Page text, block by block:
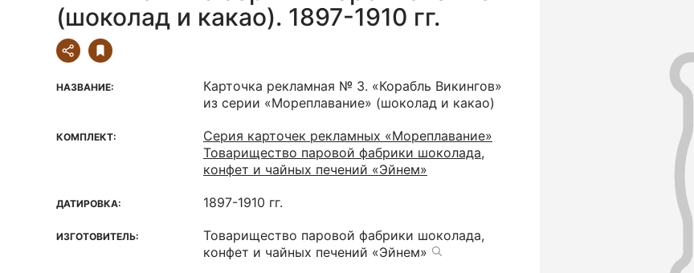
(шоколад и какао). 1897-1910 гг.
НАЗВАНИЕ:
Карточка рекламная № 3. «Корабль Викингов»
из серии «Мореплавание» (шоколад и какао)
КОМПЛЕКТ:
Серия карточек рекламных «Мореплавание»
Товарищество паровой фабрики шоколада,
конфет и чайных печений «Эйнем»
ДАТИРОВКА: 1897-1910 гг.
ИЗГОТОВИТЕЛЬ:
Товарищество паровой фабрики шоколада,
конфет и чайных печений «Эйнем»